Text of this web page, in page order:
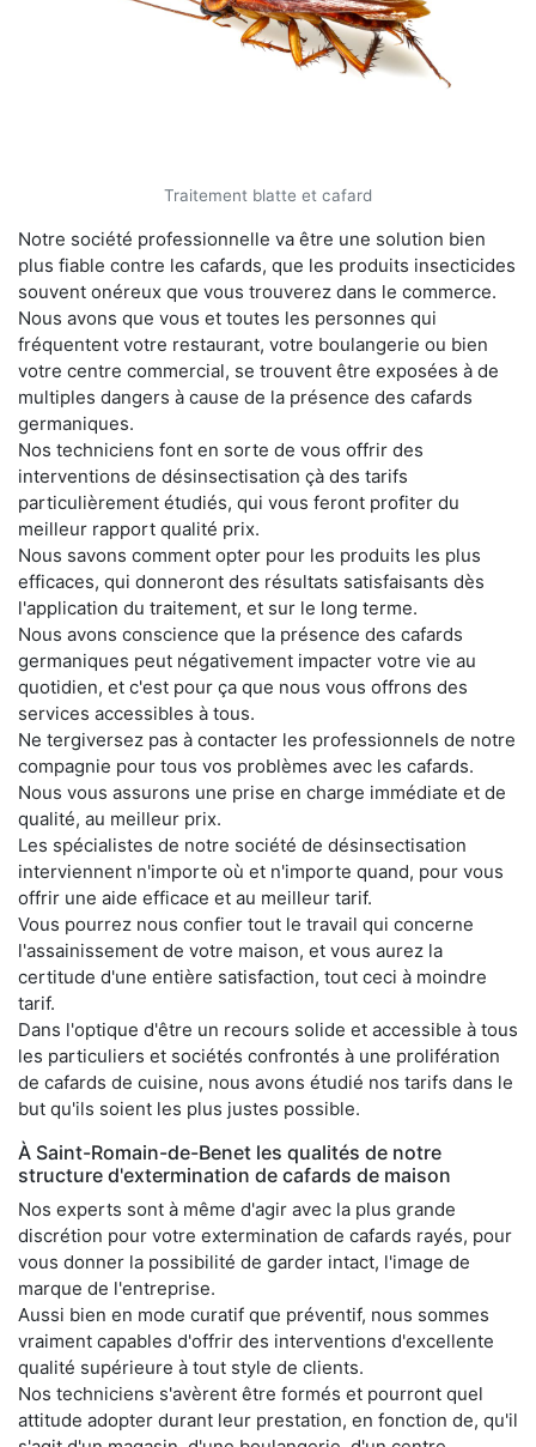
Traitement blatte et cafard
Notre société professionnelle va être une solution bien
plus fiable contre les cafards, que les produits insecticides
souvent onéreux que vous trouverez dans le commerce.
Nous avons que vous et toutes les personnes qui
fréquentent votre restaurant, votre boulangerie ou bien
votre centre commercial, se trouvent être exposées à de
multiples dangers à cause de la présence des cafards
germaniques.
Nos techniciens font en sorte de vous offrir des
interventions de désinsectisation çà des tarifs
particulièrement étudiés, qui vous feront profiter du
meilleur rapport qualité prix.
Nous savons comment opter pour les produits les plus
efficaces, qui donneront des résultats satisfaisants dès
l'application du traitement, et sur le long terme.
Nous avons conscience que la présence des cafards
germaniques peut négativement impacter votre vie au
quotidien, et c'est pour ça que nous vous offrons des
services accessibles à tous.
Ne tergiversez pas à contacter les professionnels de notre
compagnie pour tous vos problèmes avec les cafards.
Nous vous assurons une prise en charge immédiate et de
qualité, au meilleur prix.
Les spécialistes de notre société de désinsectisation
interviennent n'importe où et n'importe quand, pour vous
offrir une aide efficace et au meilleur tarif.
Vous pourrez nous confier tout le travail qui concerne
l'assainissement de votre maison, et vous aurez la
certitude d'une entière satisfaction, tout ceci à moindre
tarif.
Dans l'optique d'être un recours solide et accessible à tous
les particuliers et sociétés confrontés à une prolifération
de cafards de cuisine, nous avons étudié nos tarifs dans le
but qu'ils soient les plus justes possible.
À Saint-Romain-de-Benet les qualités de notre
structure d'extermination de cafards de maison
Nos experts sont à même d'agir avec la plus grande
discrétion pour votre extermination de cafards rayés, pour
vous donner la possibilité de garder intact, l'image de
marque de l'entreprise.
Aussi bien en mode curatif que préventif, nous sommes
vraiment capables d'offrir des interventions d'excellente
qualité supérieure à tout style de clients.
Nos techniciens s'avèrent être formés et pourront quel
attitude adopter durant leur prestation, en fonction de, qu'il